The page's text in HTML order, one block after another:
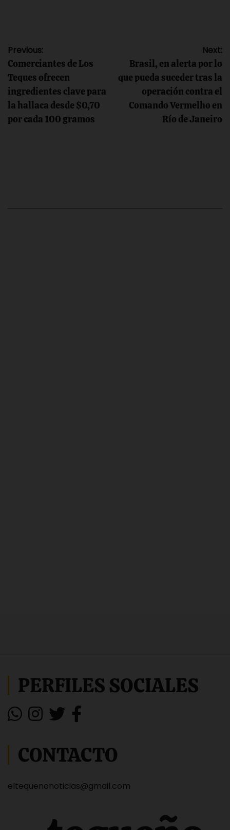
Navegación
de
entradas
Previous:
Comerciantes de Los
Teques ofrecen
ingredientes clave para
la hallaca desde $0,70
por cada 100 gramos
Next:
Brasil, en alerta por lo
que pueda suceder tras la
operación contra el
Comando Vermelho en
Río de Janeiro
PERFILES SOCIALES
CONTACTO
eltequenonoticias@gmail.com